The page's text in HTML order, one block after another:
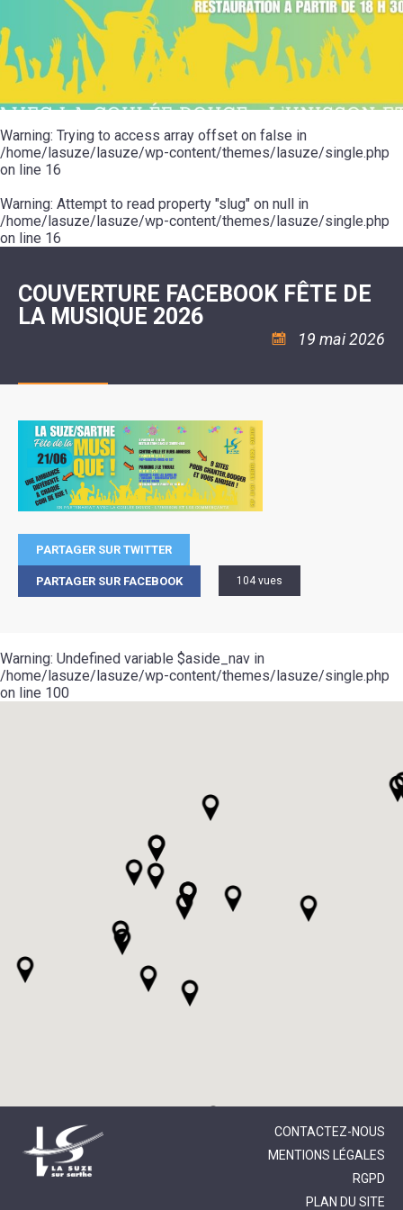
RÉUNIONS
CONSEIL
MUNICIPAL
ARRÊTÉS
ET
DÉCISIONS
MAIRE
MOT
DE
LA
MINORITÉ
ÉCOLES
/
LE
COLLÈGE
ESPACE
11
18
:
ASSOCIATION
COULÉE
DOUCE
ENVIRONNEMENT
L'EAU
ET
L'ASSAINISSEMENT
LA
RÉSIDENCE
AUTONOMIE
LE
CCAS
LA
POLICE
SÉCURITÉ
/
RISQUES
MAJEURS
L'ÉCOLE
COMMUNAUTAIRE
DE
DANSE
PISCINE
ASSOCIATIONS
VISITES
ET
DÉCOUVERTES
LES
RANDONNÉES
LE
POUR
CAMPING-
CARS
TENTES
CARAVANES
LA
HALTE
FLUVIALE
LA
SUZE
Warning: Trying to access array offset on false in
/home/lasuze/lasuze/wp-content/themes/lasuze/single.php
on line 16
Warning: Attempt to read property "slug" on null in
/home/lasuze/lasuze/wp-content/themes/lasuze/single.php
on line 16
COUVERTURE FACEBOOK FÊTE DE
LA MUSIQUE 2026
19 mai 2026
PARTAGER SUR TWITTER
PARTAGER SUR FACEBOOK 104 vues
Warning: Undefined variable $aside_nav in
/home/lasuze/lasuze/wp-content/themes/lasuze/single.php
on line 100
CONTACTEZ-NOUS
MENTIONS LÉGALES
RGPD
PLAN DU SITE